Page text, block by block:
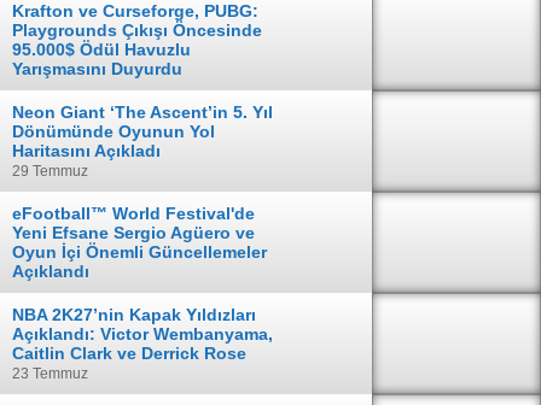
Krafton ve Curseforge, PUBG:
Playgrounds Çıkışı Öncesinde
95.000$ Ödül Havuzlu
Yarışmasını Duyurdu
04 Ağustos
Neon Giant ‘The Ascent’in 5. Yıl
Dönümünde Oyunun Yol
Haritasını Açıkladı
29 Temmuz
eFootball™ World Festival'de
Yeni Efsane Sergio Agüero ve
Oyun İçi Önemli Güncellemeler
Açıklandı
28 Temmuz
NBA 2K27’nin Kapak Yıldızları
Açıklandı: Victor Wembanyama,
Caitlin Clark ve Derrick Rose
23 Temmuz